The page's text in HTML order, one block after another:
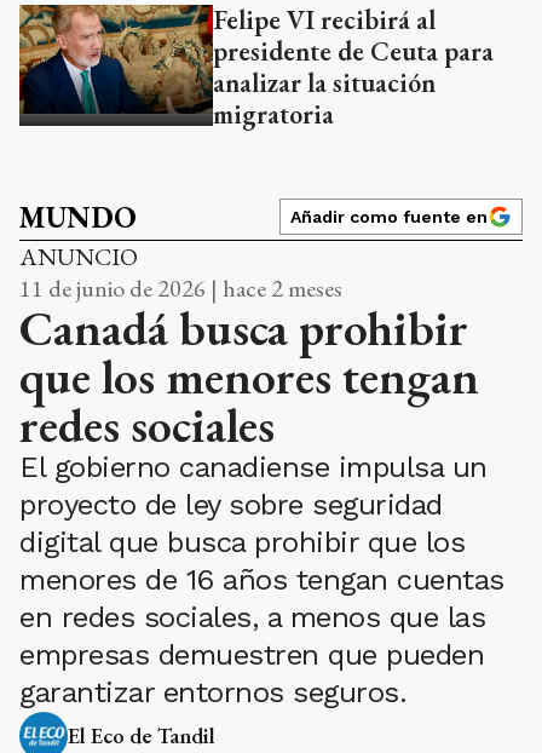
Felipe VI recibirá al
presidente de Ceuta para
analizar la situación
migratoria
MUNDO Añadir como fuente en
ANUNCIO
11 de junio de 2026 | hace 2 meses
Canadá busca prohibir
que los menores tengan
redes sociales
El gobierno canadiense impulsa un
proyecto de ley sobre seguridad
digital que busca prohibir que los
menores de 16 años tengan cuentas
en redes sociales, a menos que las
empresas demuestren que pueden
garantizar entornos seguros.
El Eco de Tandil